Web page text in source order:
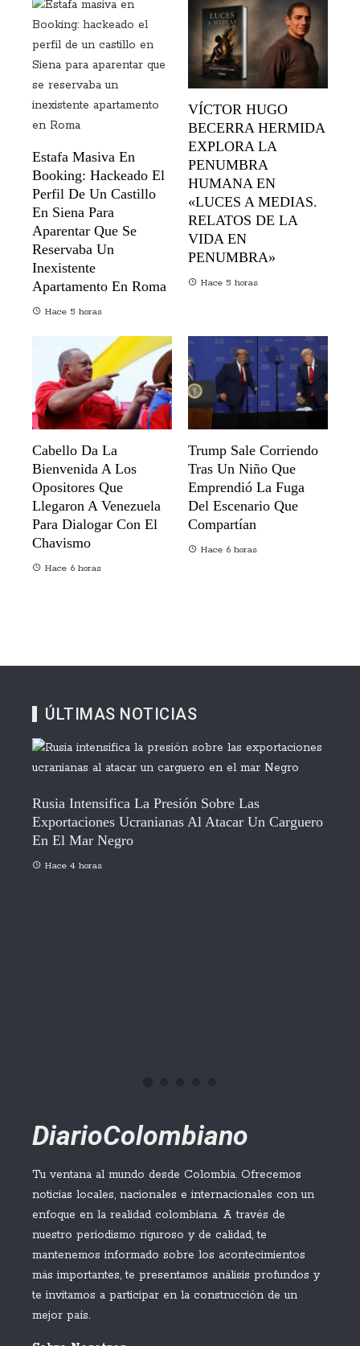
Estafa Masiva En
Booking: Hackeado El
Perfil De Un Castillo
En Siena Para
Aparentar Que Se
Reservaba Un
Inexistente
Apartamento En Roma
Hace 5 horas
VÍCTOR HUGO
BECERRA HERMIDA
EXPLORA LA
PENUMBRA
HUMANA EN
«LUCES A MEDIAS.
RELATOS DE LA
VIDA EN
PENUMBRA»
Hace 5 horas
Cabello Da La
Bienvenida A Los
Opositores Que
Llegaron A Venezuela
Para Dialogar Con El
Chavismo
Hace 6 horas
Trump Sale Corriendo
Tras Un Niño Que
Emprendió La Fuga
Del Escenario Que
Compartían
Hace 6 horas
ÚLTIMAS NOTICIAS
Rusia Intensifica La Presión Sobre Las
Exportaciones Ucranianas Al Atacar Un Carguero
En El Mar Negro
Hace 4 horas
DiarioColombiano
Tu ventana al mundo desde Colombia. Ofrecemos
noticias locales, nacionales e internacionales con un
enfoque en la realidad colombiana. A través de
nuestro periodismo riguroso y de calidad, te
mantenemos informado sobre los acontecimientos
más importantes, te presentamos análisis profundos y
te invitamos a participar en la construcción de un
mejor país.